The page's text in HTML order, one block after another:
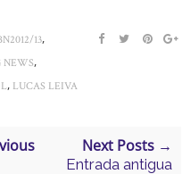
13,
NEWS,
, LUCAS LEIVA
Next Posts →
Entrada antigua